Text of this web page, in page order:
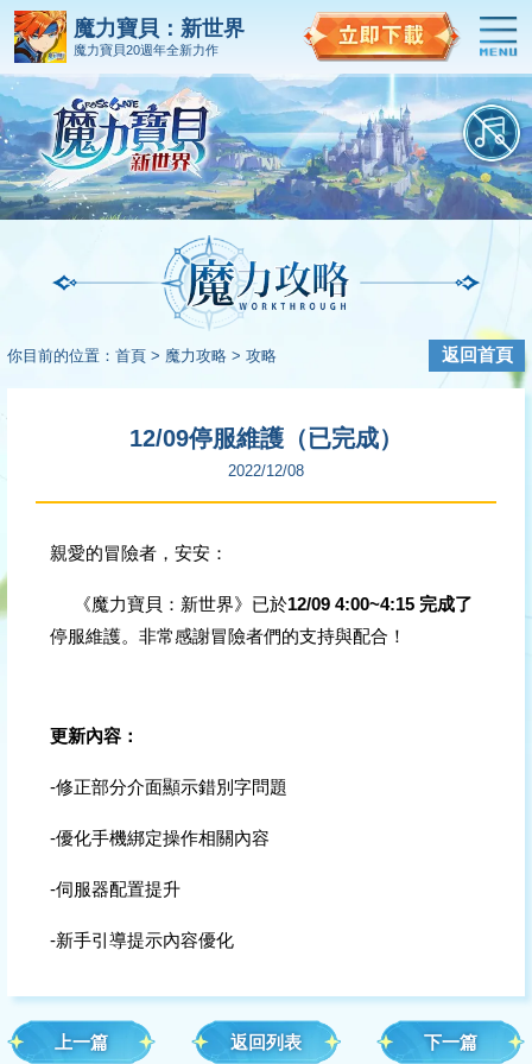
魔力寶貝：新世界
魔力寶貝20週年全新力作
你目前的位置： 首頁 > 魔力攻略 > 攻略 返回首頁
12/09停服維護（已完成）
2022/12/08
親愛的冒險者，安安：
《魔力寶貝：新世界》已於12/09 4:00~4:15 完成了
停服維護。 非常感謝冒險者們的支持與配合！
更新內容：
-修正部分介面顯示錯別字問題
-優化手機綁定操作相關內容
-伺服器配置提升
-新手引導提示內容優化
上一篇
返回列表 下一篇